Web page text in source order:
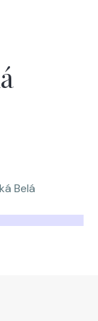
Belá